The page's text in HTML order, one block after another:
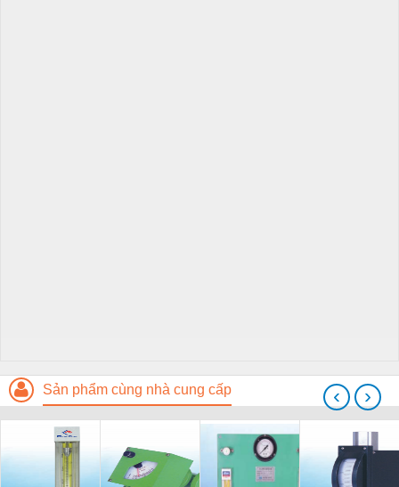
Sản phẩm cùng nhà cung cấp ‹ ›